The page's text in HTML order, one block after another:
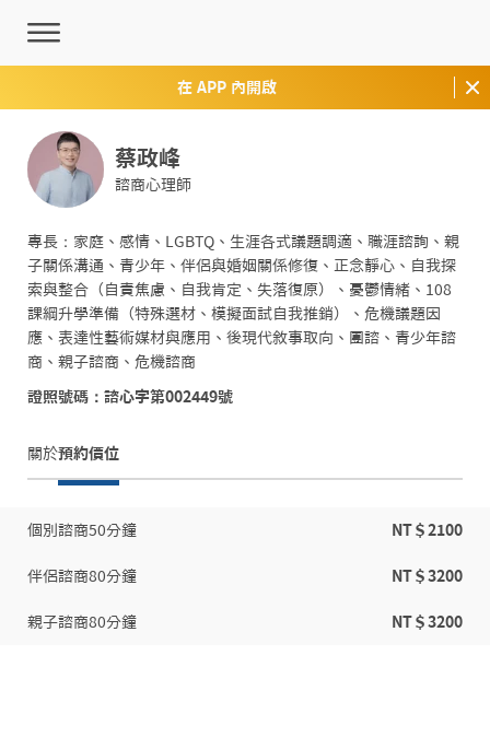
在 APP 內開啟
蔡政峰
諮商心理師
專長：家庭、感情、LGBTQ、生涯各式議題調適、職涯諮詢、親
子關係溝通、青少年、伴侶與婚姻關係修復、正念靜心、自我探
索與整合（自責焦慮、自我肯定、失落復原）、憂鬱情緒、108
課綱升學準備（特殊選材、模擬面試自我推銷）、危機議題因
應、表達性藝術媒材與應用、後現代敘事取向、團諮、青少年諮
商、親子諮商、危機諮商
證照號碼：諮心字第002449號
關於預約價位
個別諮商50分鐘 NT＄2100
伴侶諮商80分鐘 NT＄3200
親子諮商80分鐘 NT＄3200